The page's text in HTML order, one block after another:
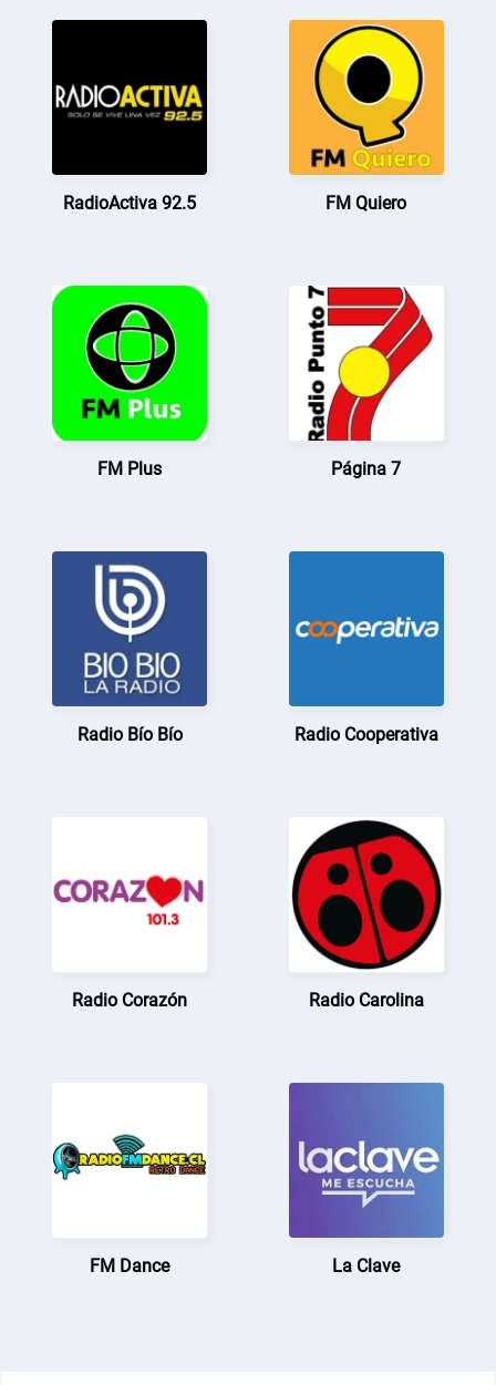
RadioActiva 92.5 FM Quiero
FM Plus Página 7
Radio Bío Bío Radio Cooperativa
Radio Corazón Radio Carolina
FM Dance La Clave